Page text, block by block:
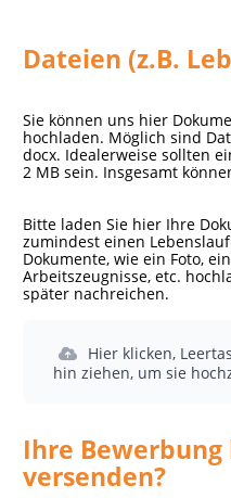
Dateien (z.B.
Sie können uns hier
hochladen. Möglich sind
docx. Idealerweise sollten
2 MB sein. Insgesamt
Bitte laden Sie hier Ihre
zumindest einen
Dokumente, wie ein Foto,
Arbeitszeugnisse, etc.
später nachreichen.
Hier klicken,
hin ziehen, um sie
Ihre
versenden?